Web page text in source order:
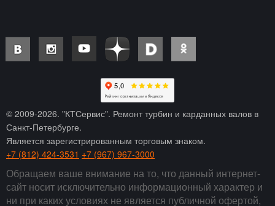
© 2009-2026. "КТСервис". Ремонт турбин и карданных валов в
Санкт-Петербурге.
Является зарегистрированным торговым знаком.
+7 (812) 424-3531 +7 (967) 967-3000
Обращаем ваше внимание на то, что данный интернет-
сайт носит исключительно информационный характер и
ни при каких условиях не является публичной офертой,